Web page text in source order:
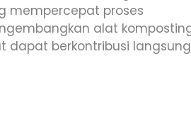
mempercepat proses
alat
dapat berkontribusi langsung